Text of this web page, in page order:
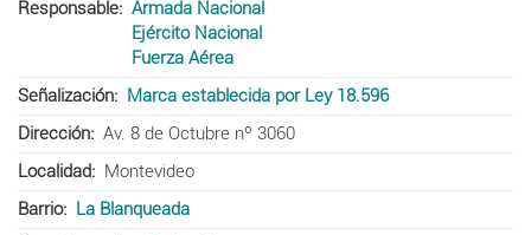
Responsable
Armada Nacional
Ejército Nacional
Fuerza Aérea
Señalización
Marca establecida por Ley 18.596
Dirección
Av. 8 de Octubre nº 3060
Localidad
Montevideo
Barrio
La Blanqueada